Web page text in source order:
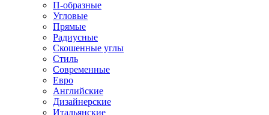
П-образные
Угловые
Прямые
Радиусные
Скошенные углы
Стиль
Современные
Евро
Английские
Дизайнерские
Итальянские